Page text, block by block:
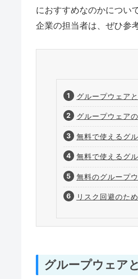
におすすめなのかについ
企業の担当者は、ぜひ参
グループウェア
グループウェア
無料で使えるグ
無料で使えるグ
無料のグループ
リスク回避のた
グループウェア